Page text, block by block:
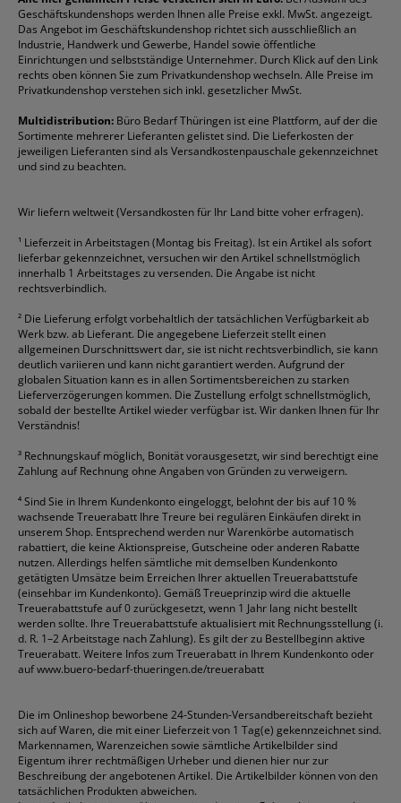
Vertrag widerrufen (Privatkunden)
Rabatte & Aktionen
Druckerpatronen
Etiketten
Fineliner
Folienschreiber
Formulare
Gelschreiber
Geschäftsbücher
Kopierpapier
Korrekturmittel
Kugelschreiber
Mappen
Ordner
Packband
Permanentmarker
Textmarker
Tintenroller
Tintenpatronen
Toilettenpapier
Toner
Versandmaterial
Versandtaschen
DYMO
Edding
Esselte
Faber-Castell
Fellowes
Franken
Fripa
HP
Pelikan
Pilot
Pritt
Schneider
Stabilo
Staedtler
alle Marken anzeigen
Geschäftskundenshops werden Ihnen alle Preise exkl. MwSt. angezeigt.
Das Angebot im Geschäftskundenshop richtet sich ausschließlich an
Industrie, Handwerk und Gewerbe, Handel sowie öffentliche
Einrichtungen und selbstständige Unternehmer. Durch Klick auf den Link
rechts oben können Sie zum Privatkundenshop wechseln. Alle Preise im
Privatkundenshop verstehen sich inkl. gesetzlicher MwSt.
Multidistribution: Büro Bedarf Thüringen ist eine Plattform, auf der die
Sortimente mehrerer Lieferanten gelistet sind. Die Lieferkosten der
jeweiligen Lieferanten sind als Versandkostenpauschale gekennzeichnet
und sind zu beachten.
Wir liefern weltweit (Versandkosten für Ihr Land bitte voher erfragen).
¹ Lieferzeit in Arbeitstagen (Montag bis Freitag). Ist ein Artikel als sofort
lieferbar gekennzeichnet, versuchen wir den Artikel schnellstmöglich
innerhalb 1 Arbeitstages zu versenden. Die Angabe ist nicht
rechtsverbindlich.
² Die Lieferung erfolgt vorbehaltlich der tatsächlichen Verfügbarkeit ab
Werk bzw. ab Lieferant. Die angegebene Lieferzeit stellt einen
allgemeinen Durschnittswert dar, sie ist nicht rechtsverbindlich, sie kann
deutlich variieren und kann nicht garantiert werden. Aufgrund der
globalen Situation kann es in allen Sortimentsbereichen zu starken
Lieferverzögerungen kommen. Die Zustellung erfolgt schnellstmöglich,
sobald der bestellte Artikel wieder verfügbar ist. Wir danken Ihnen für Ihr
Verständnis!
³ Rechnungskauf möglich, Bonität vorausgesetzt, wir sind berechtigt eine
Zahlung auf Rechnung ohne Angaben von Gründen zu verweigern.
⁴Sind Sie in Ihrem Kundenkonto eingeloggt, belohnt der bis auf 10 %
wachsende Treuerabatt Ihre Treure bei regulären Einkäufen direkt in
unserem Shop. Entsprechend werden nur Warenkörbe automatisch
rabattiert, die keine Aktionspreise, Gutscheine oder anderen Rabatte
nutzen. Allerdings helfen sämtliche mit demselben Kundenkonto
getätigten Umsätze beim Erreichen Ihrer aktuellen Treuerabattstufe
(einsehbar im Kundenkonto). Gemäß Treueprinzip wird die aktuelle
Treuerabattstufe auf 0 zurückgesetzt, wenn 1 Jahr lang nicht bestellt
werden sollte. Ihre Treuerabattstufe aktualisiert mit Rechnungsstellung (i.
d. R. 1–2 Arbeitstage nach Zahlung). Es gilt der zu Bestellbeginn aktive
Treuerabatt. Weitere Infos zum Treuerabatt in Ihrem Kundenkonto oder
aufwww.buero-bedarf-thueringen.de/treuerabatt
Die im Onlineshop beworbene 24-Stunden-Versandbereitschaft bezieht
sich auf Waren, die mit einer Lieferzeit von 1 Tag(e) gekennzeichnet sind.
Markennamen, Warenzeichen sowie sämtliche Artikelbilder sind
Eigentum ihrer rechtmäßigen Urheber und dienen hier nur zur
Beschreibung der angebotenen Artikel. Die Artikelbilder können von den
tatsächlichen Produkten abweichen.